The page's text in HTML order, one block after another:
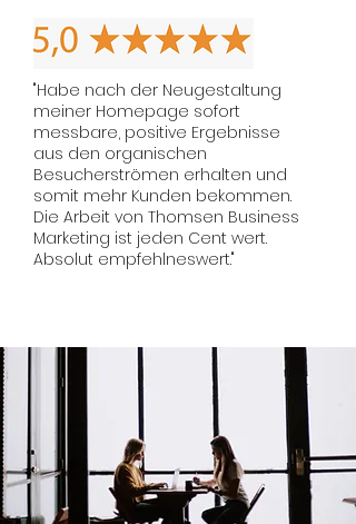
"Habe nach der Neugestaltung
meiner Homepage sofort
messbare, positive Ergebnisse
aus den organischen
Besucherströmen erhalten und
somit mehr Kunden bekommen.
Die Arbeit von Thomsen Business
Marketing ist jeden Cent wert.
Absolut empfehlneswert."